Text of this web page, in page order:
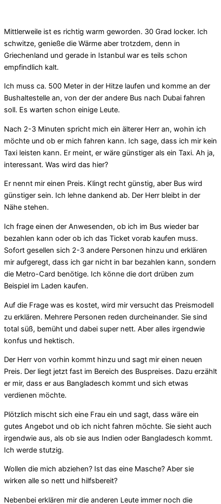
Mittlerweile ist es richtig warm geworden. 30 Grad locker. Ich
schwitze, genieße die Wärme aber trotzdem, denn in
Griechenland und gerade in Istanbul war es teils schon
empfindlich kalt.
Ich muss ca. 500 Meter in der Hitze laufen und komme an der
Bushaltestelle an, von der der andere Bus nach Dubai fahren
soll. Es warten schon einige Leute.
Nach 2-3 Minuten spricht mich ein älterer Herr an, wohin ich
möchte und ob er mich fahren kann. Ich sage, dass ich mir kein
Taxi leisten kann. Er meint, er wäre günstiger als ein Taxi. Ah ja,
interessant. Was wird das hier?
Er nennt mir einen Preis. Klingt recht günstig, aber Bus wird
günstiger sein. Ich lehne dankend ab. Der Herr bleibt in der
Nähe stehen.
Ich frage einen der Anwesenden, ob ich im Bus wieder bar
bezahlen kann oder ob ich das Ticket vorab kaufen muss.
Sofort gesellen sich 2-3 andere Personen hinzu und erklären
mir aufgeregt, dass ich gar nicht in bar bezahlen kann, sondern
die Metro-Card benötige. Ich könne die dort drüben zum
Beispiel im Laden kaufen.
Auf die Frage was es kostet, wird mir versucht das Preismodell
zu erklären. Mehrere Personen reden durcheinander. Sie sind
total süß, bemüht und dabei super nett. Aber alles irgendwie
konfus und hektisch.
Der Herr von vorhin kommt hinzu und sagt mir einen neuen
Preis. Der liegt jetzt fast im Bereich des Buspreises. Dazu erzählt
er mir, dass er aus Bangladesch kommt und sich etwas
verdienen möchte.
Plötzlich mischt sich eine Frau ein und sagt, dass wäre ein
gutes Angebot und ob ich nicht fahren möchte. Sie sieht auch
irgendwie aus, als ob sie aus Indien oder Bangladesch kommt.
Ich werde stutzig.
Wollen die mich abziehen? Ist das eine Masche? Aber sie
wirken alle so nett und hilfsbereit?
Nebenbei erklären mir die anderen Leute immer noch die